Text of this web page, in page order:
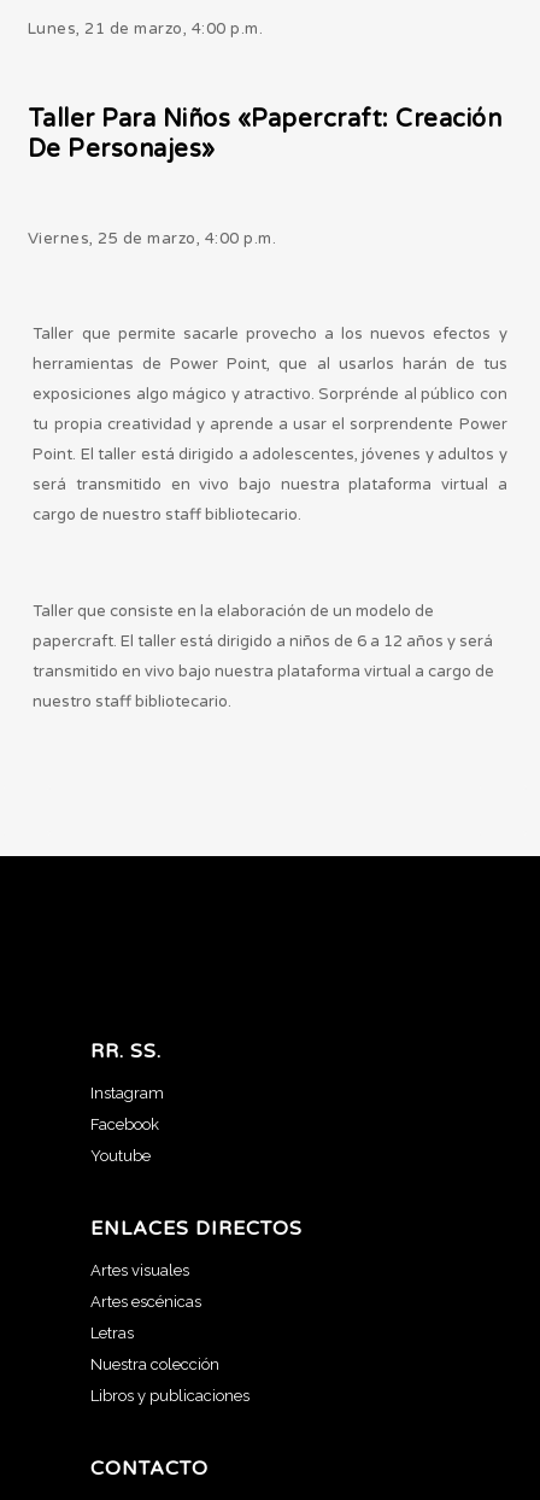
Lunes, 21 de marzo, 4:00 p.m.
Taller Para Niños «Papercraft: Creación
De Personajes»
Viernes, 25 de marzo, 4:00 p.m.
Taller que permite sacarle provecho a los nuevos efectos y
herramientas de Power Point, que al usarlos harán de tus
exposiciones algo mágico y atractivo. Sorprénde al público con
tu propia creatividad y aprende a usar el sorprendente Power
Point. El taller está dirigido a adolescentes, jóvenes y adultos y
será transmitido en vivo bajo nuestra plataforma virtual a
cargo de nuestro staff bibliotecario.
Taller que consiste en la elaboración de un modelo de
papercraft. El taller está dirigido a niños de 6 a 12 años y será
transmitido en vivo bajo nuestra plataforma virtual a cargo de
nuestro staff bibliotecario.
RR. SS.
Instagram
Facebook
Youtube
ENLACES DIRECTOS
Artes visuales
Artes escénicas
Letras
Nuestra colección
Libros y publicaciones
CONTACTO